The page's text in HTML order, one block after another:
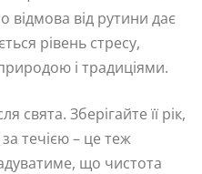
відмова від рутини дає
рівень стресу,
і традиціями.
свята. Зберігайте її рік,
за течією – це теж
що чистота